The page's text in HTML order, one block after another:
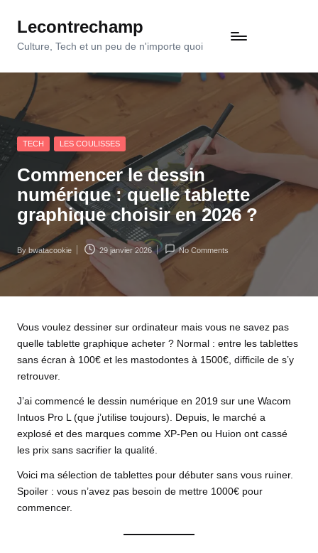
SkipLecontrechamp
Culture, Tech et un peu de n'importe quoi
Posted
TECH LES COULISSES
Commencer le dessin
numérique : quelle tablette
graphique choisir en 2026 ?
Posted
By bwatacookie 29 janvier 2026 No Comments
Vous voulez dessiner sur ordinateur mais vous ne savez pas
quelle tablette graphique acheter ? Normal : entre les tablettes
sans écran à 100€ et les mastodontes à 1500€, difficile de s’y
retrouver.
J’ai commencé le dessin numérique en 2019 sur une Wacom
Intuos Pro L (que j’utilise toujours). Depuis, le marché a
explosé et des marques comme XP-Pen ou Huion ont cassé
les prix sans sacrifier la qualité.
Voici ma sélection de tablettes pour débuter sans vous ruiner.
Spoiler : vous n’avez pas besoin de mettre 1000€ pour
commencer.